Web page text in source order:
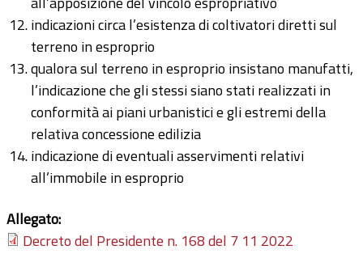
indicazioni circa l’esistenza di coltivatori diretti sul
terreno in esproprio
qualora sul terreno in esproprio insistano manufatti,
l’indicazione che gli stessi siano stati realizzati in
conformità ai piani urbanistici e gli estremi della
relativa concessione edilizia
indicazione di eventuali asservimenti relativi
all’immobile in esproprio
Allegato:
Decreto del Presidente n. 168 del 7 11 2022